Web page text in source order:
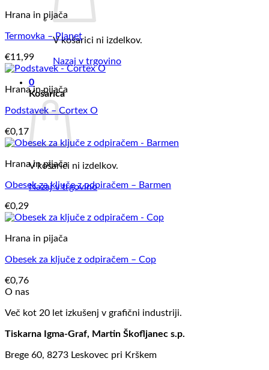
V košarici ni izdelkov.
Nazaj v trgovino
0
Košarica
V košarici ni izdelkov.
Nazaj v trgovino
Hrana in pijača
Termovka – Planet
€11,99
Hrana in pijača
Podstavek – Cortex O
€0,17
Hrana in pijača
Obesek za ključe z odpiračem – Barmen
€0,29
Hrana in pijača
Obesek za ključe z odpiračem – Cop
€0,76
O nas
Več kot 20 let izkušenj v grafični industriji.
Tiskarna Igma-Graf, Martin Škofljanec s.p.
Brege 60, 8273 Leskovec pri Krškem